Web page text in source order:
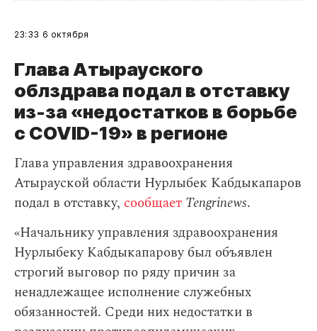
23:33 6 октября
Глава Атырауского
облздрава подал в отставку
из-за «недостатков в борьбе
с COVID-19» в регионе
Глава управления здравоохранения
Атырауской области Нурлыбек Кабдыкапаров
подал в отставку, сообщает Tengrinews.
«Начальнику управления здравоохранения
Нурлыбеку Кабдыкапарову был объявлен
строгий выговор по ряду причин за
ненадлежащее исполнение служебных
обязанностей. Среди них недостатки в